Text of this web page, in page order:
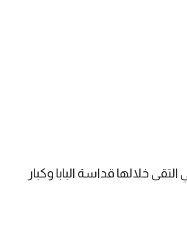
خلالها قداسة البابا وكبار